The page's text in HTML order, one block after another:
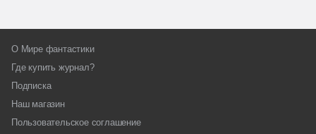
О Мире фантастики
Где купить журнал?
Подписка
Наш магазин
Пользовательское соглашение